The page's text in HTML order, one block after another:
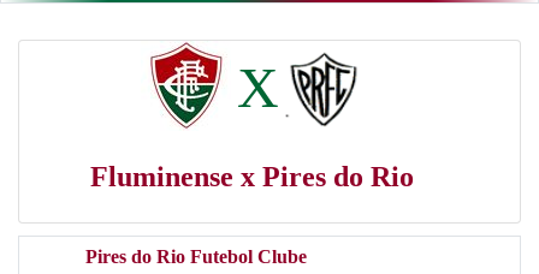
X
Fluminense x Pires do Rio
Pires do Rio Futebol Clube